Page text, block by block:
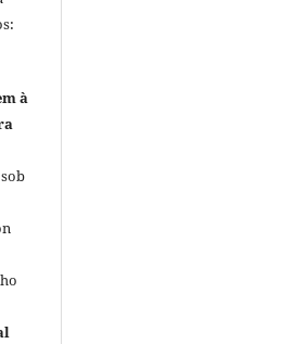
à